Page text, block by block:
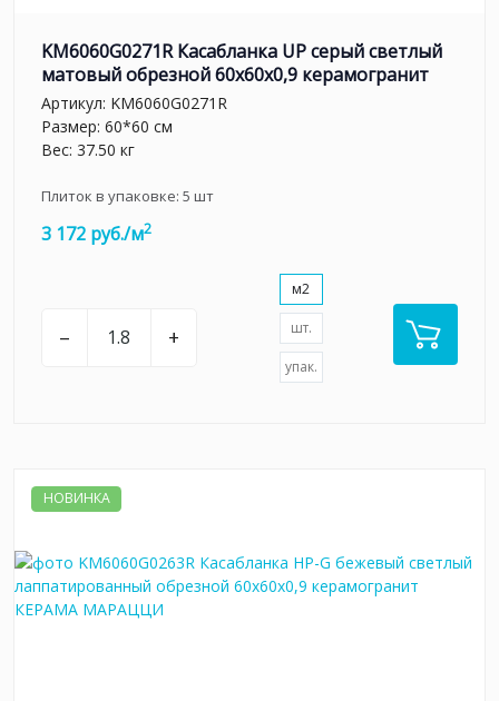
KM6060G0271R Касабланка UP серый светлый
матовый обрезной 60x60x0,9 керамогранит
Артикул: KM6060G0271R
Размер: 60*60 см
Вес: 37.50 кг
Плиток в упаковке: 5 шт
3 172 руб./м2
– +
м2
шт.
упак.
НОВИНКА